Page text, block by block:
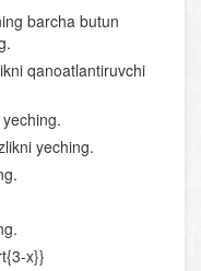
barcha butun
qanoatlantiruvchi
yeching.
x}}